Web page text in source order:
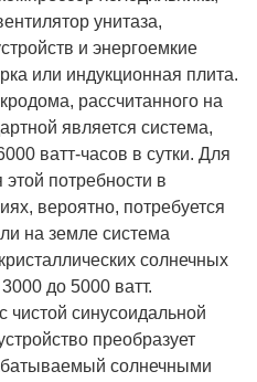
унитаза,
и энергоемкие
или индукционная плита.
рассчитанного на
является система,
ватт-часов в сутки. Для
потребности в
вероятно, потребуется
на земле система
солнечных
до 5000 ватт.
синусоидальной
преобразует
солнечными